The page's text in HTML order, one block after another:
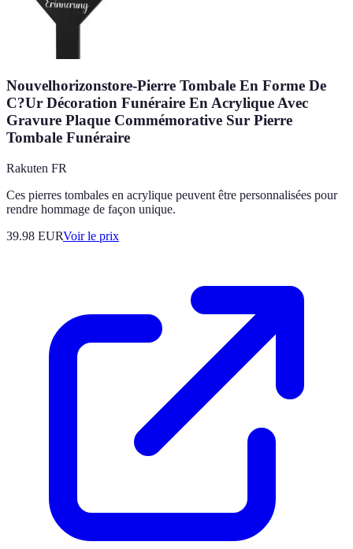
Nouvelhorizonstore-Pierre Tombale En Forme De
C?Ur Décoration Funéraire En Acrylique Avec
Gravure Plaque Commémorative Sur Pierre
Tombale Funéraire
Rakuten FR
Ces pierres tombales en acrylique peuvent être personnalisées pour
rendre hommage de façon unique.
39.98 EURVoir le prix